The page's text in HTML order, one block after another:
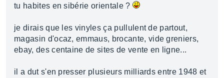
tu habites en sibérie orientale ?
je dirais que les vinyles ça pullulent de partout,
magasin d'ocaz, emmaus, brocante, vide greniers,
ebay, des centaine de sites de vente en ligne...
il a dut s'en presser plusieurs milliards entre 1948 et